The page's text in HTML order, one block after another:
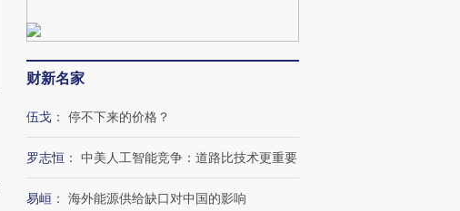
财新名家
伍戈 ： 停不下来的价格？
罗志恒 ： 中美人工智能竞争：道路比技术更重要
易峘 ： 海外能源供给缺口对中国的影响